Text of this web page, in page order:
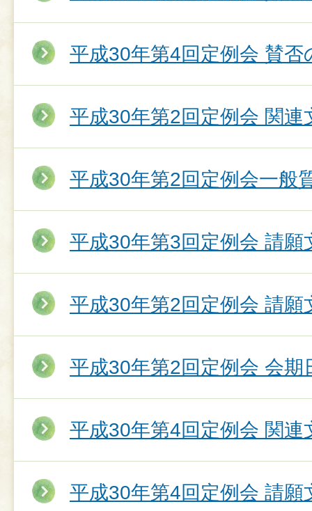
平成30年第4回定例会 賛否
平成30年第2回定例会 関連
平成30年第2回定例会一般
平成30年第3回定例会 請願
平成30年第2回定例会 請願
平成30年第2回定例会 会期
平成30年第4回定例会 関連
平成30年第4回定例会 請願